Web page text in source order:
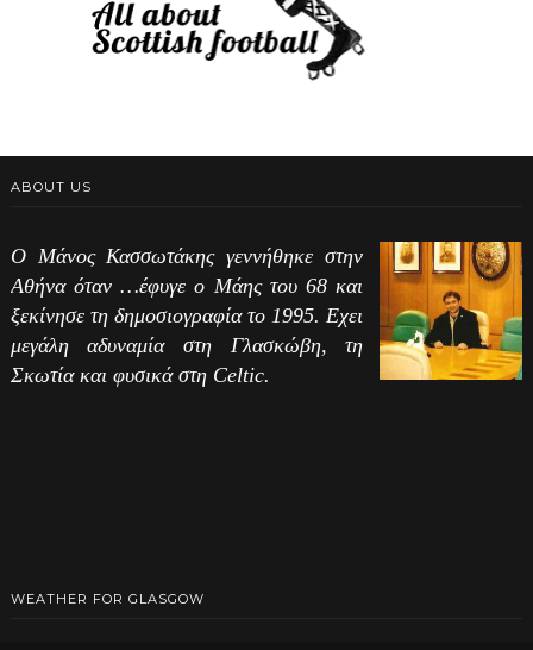
ABOUT US
Ο Μάνος Κασσωτάκης γεννήθηκε στην
Αθήνα όταν …έφυγε ο Μάης του 68 και
ξεκίνησε τη δημοσιογραφία το 1995. Εχει
μεγάλη αδυναμία στη Γλασκώβη, τη
Σκωτία και φυσικά στη Celtic.
WEATHER FOR GLASGOW